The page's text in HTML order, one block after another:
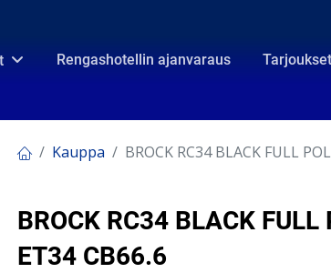
Rengashotellin ajanvaraus Tarjoukset
Kauppa BROCK RC34 BLACK FULL
BROCK RC34 BLACK
ET34 CB66.6